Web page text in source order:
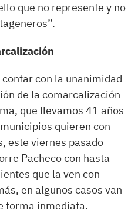
que no represente y no
con la unanimidad
de la comarcalización
que llevamos 41 años
quieren con
este viernes pasado
Pacheco con hasta
que la ven con
en algunos casos van
forma inmediata.